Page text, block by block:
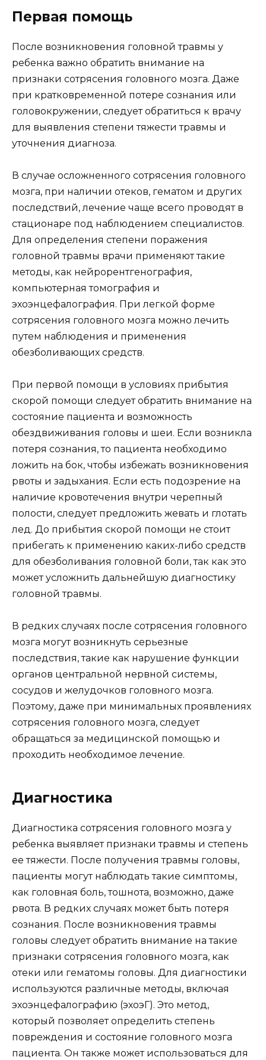
Первая помощь
После возникновения головной травмы у
ребенка важно обратить внимание на
признаки сотрясения головного мозга. Даже
при кратковременной потере сознания или
головокружении, следует обратиться к врачу
для выявления степени тяжести травмы и
уточнения диагноза.
В случае осложненного сотрясения головного
мозга, при наличии отеков, гематом и других
последствий, лечение чаще всего проводят в
стационаре под наблюдением специалистов.
Для определения степени поражения
головной травмы врачи применяют такие
методы, как нейрорентгенография,
компьютерная томография и
эхоэнцефалография. При легкой форме
сотрясения головного мозга можно лечить
путем наблюдения и применения
обезболивающих средств.
При первой помощи в условиях прибытия
скорой помощи следует обратить внимание на
состояние пациента и возможность
обездвиживания головы и шеи. Если возникла
потеря сознания, то пациента необходимо
ложить на бок, чтобы избежать возникновения
рвоты и задыхания. Если есть подозрение на
наличие кровотечения внутри черепный
полости, следует предложить жевать и глотать
лед. До прибытия скорой помощи не стоит
прибегать к применению каких-либо средств
для обезболивания головной боли, так как это
может усложнить дальнейшую диагностику
головной травмы.
В редких случаях после сотрясения головного
мозга могут возникнуть серьезные
последствия, такие как нарушение функции
органов центральной нервной системы,
сосудов и желудочков головного мозга.
Поэтому, даже при минимальных проявлениях
сотрясения головного мозга, следует
обращаться за медицинской помощью и
проходить необходимое лечение.
Диагностика
Диагностика сотрясения головного мозга у
ребенка выявляет признаки травмы и степень
ее тяжести. После получения травмы головы,
пациенты могут наблюдать такие симптомы,
как головная боль, тошнота, возможно, даже
рвота. В редких случаях может быть потеря
сознания. После возникновения травмы
головы следует обратить внимание на такие
признаки сотрясения головного мозга, как
отеки или гематомы головы. Для диагностики
используются различные методы, включая
эхоэнцефалографию (эхоэГ). Это метод,
который позволяет определить степень
повреждения и состояние головного мозга
пациента. Он также может использоваться для